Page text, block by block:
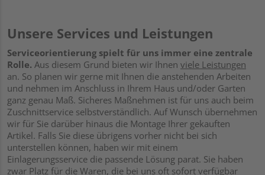
Unsere Services und Leistungen
Serviceorientierung spielt für uns immer eine zentrale
Rolle. Aus diesem Grund bieten wir Ihnen viele Leistungen
an. So planen wir gerne mit Ihnen die anstehenden Arbeiten
und nehmen im Anschluss in Ihrem Haus und/oder Garten
ganz genau Maß. Sicheres Maßnehmen ist für uns auch beim
Zuschnittservice selbstverständlich. Auf Wunsch übernehmen
wir für Sie darüber hinaus die Montage Ihrer gekauften
Artikel. Falls Sie diese übrigens vorher nicht bei sich
unterstellen können, haben wir mit einem
Einlagerungsservice die passende Lösung parat. Sie haben
zwar Platz für die Waren, die bei uns oft sofort verfügbar